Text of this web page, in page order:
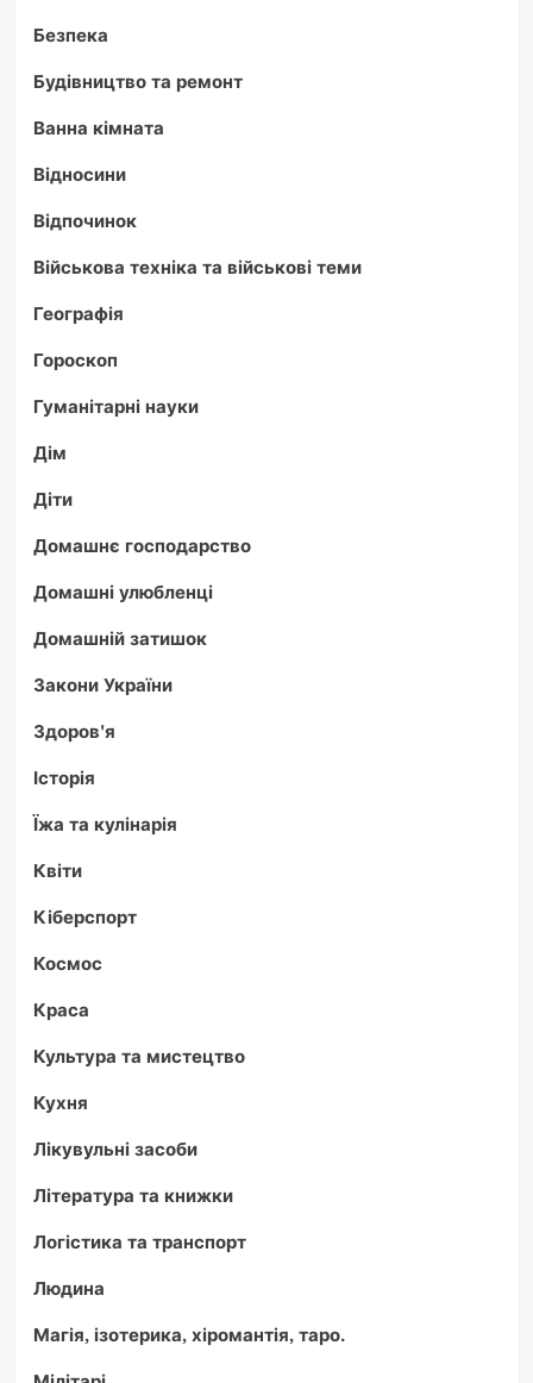
Безпека
Будівництво та ремонт
Ванна кімната
Відносини
Відпочинок
Військова техніка та військові теми
Географія
Гороскоп
Гуманітарні науки
Дім
Діти
Домашнє господарство
Домашні улюбленці
Домашній затишок
Закони України
Здоров'я
Історія
Їжа та кулінарія
Квіти
Кіберспорт
Космос
Краса
Культура та мистецтво
Кухня
Лікувульні засоби
Література та книжки
Логістика та транспорт
Людина
Магія, ізотерика, хіромантія, таро.